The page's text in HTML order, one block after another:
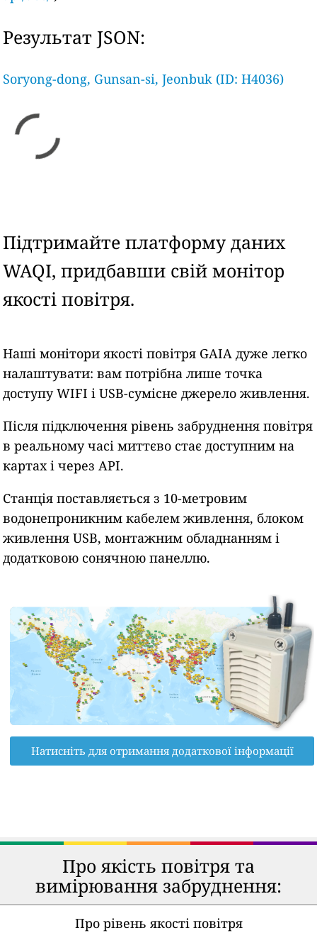
Результат JSON:
Soryong-dong, Gunsan-si, Jeonbuk (ID: H4036)
Підтримайте платформу даних
WAQI, придбавши свій монітор
якості повітря.
Наші монітори якості повітря GAIA дуже легко
налаштувати: вам потрібна лише точка
доступу WIFI і USB-сумісне джерело живлення.
Після підключення рівень забруднення повітря
в реальному часі миттєво стає доступним на
картах і через API.
Станція поставляється з 10-метровим
водонепроникним кабелем живлення, блоком
живлення USB, монтажним обладнанням і
додатковою сонячною панеллю.
Натисніть для отримання додаткової інформації
Про якість повітря та
вимірювання забруднення:
Про рівень якості повітря